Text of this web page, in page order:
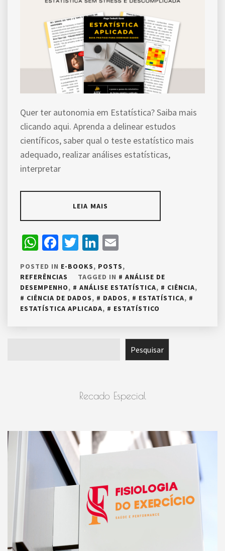
Quer ter autonomia em Estatística? Saiba mais
clicando aqui. Aprenda a delinear estudos
científicos, saber qual o teste estatístico mais
adequado, realizar análises estatísticas,
interpretar
LEIA MAIS
WhatsApp
Facebook
TwitterLinkedIn
POSTED IN E-BOOKS, POSTS,
REFERÊNCIAS
TAGGED IN
ANÁLISE DE
DESEMPENHO, ANÁLISE ESTATÍSTICA, CIÊNCIA,
CIÊNCIA DE DADOS, DADOS, ESTATÍSTICA,
ESTATÍSTICA APLICADA, ESTATÍSTICO
Pesquisar
Recado Especial